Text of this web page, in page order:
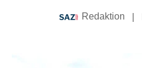
Redaktion